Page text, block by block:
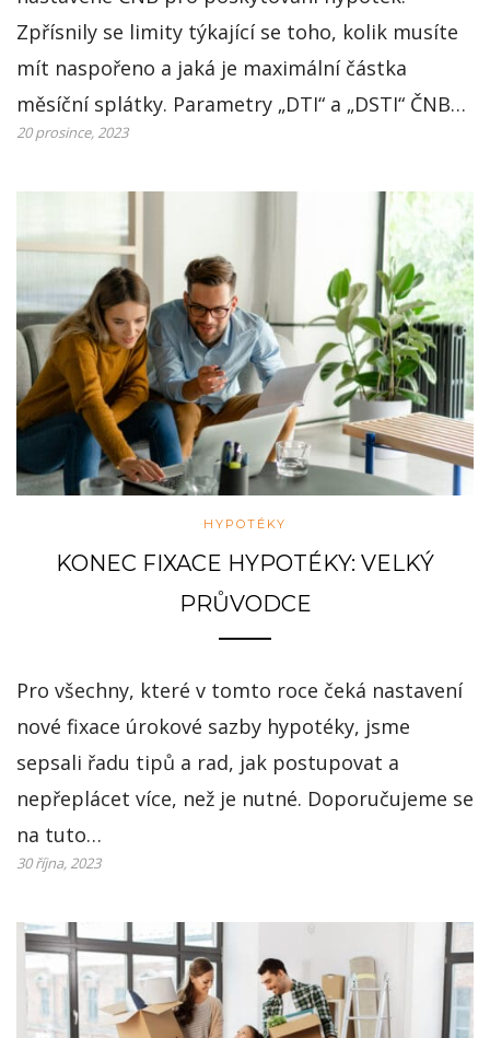
Zpřísnily se limity týkající se toho, kolik musíte
mít naspořeno a jaká je maximální částka
měsíční splátky. Parametry „DTI“ a „DSTI“ ČNB…
20 prosince, 2023
HYPOTÉKY
KONEC FIXACE HYPOTÉKY: VELKÝ
PRŮVODCE
Pro všechny, které v tomto roce čeká nastavení
nové fixace úrokové sazby hypotéky, jsme
sepsali řadu tipů a rad, jak postupovat a
nepřeplácet více, než je nutné. Doporučujeme se
na tuto…
30 října, 2023